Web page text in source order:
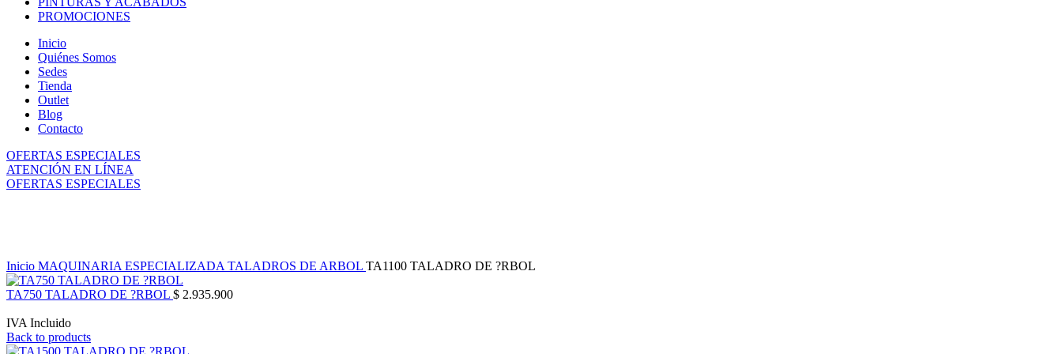
PROMOCIONES
Inicio
Quiénes Somos
Sedes
Tienda
Outlet
Blog
Contacto
OFERTAS ESPECIALES
ATENCIÓN EN LÍNEA
OFERTAS ESPECIALES
Inicio MAQUINARIA ESPECIALIZADA TALADROS DE ARBOL TA1100 TALADRO DE ?RBOL
TA750 TALADRO DE ?RBOL $ 2.935.900
IVA Incluido
Back to products